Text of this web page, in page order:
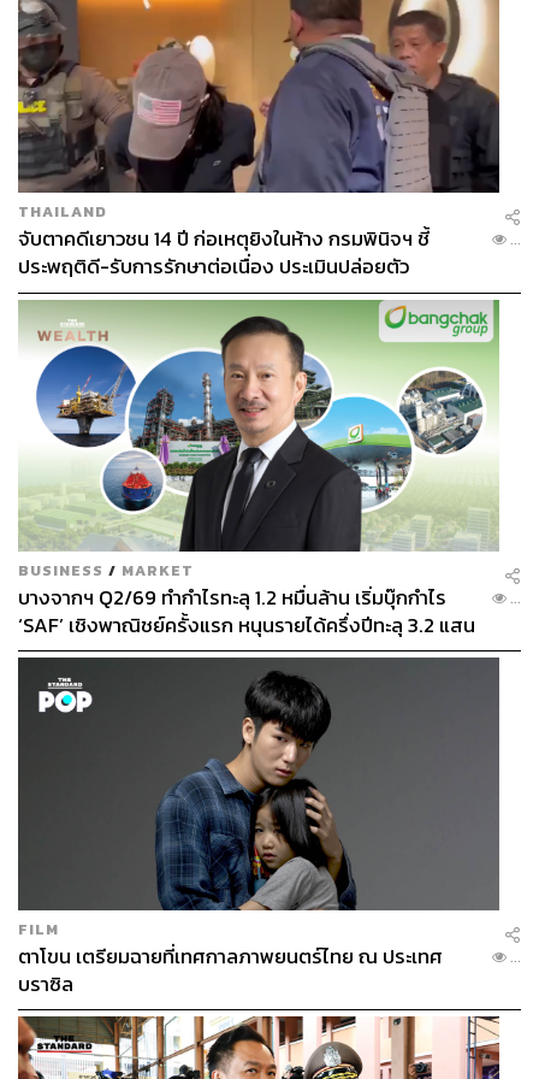
THAILAND
จับตาคดีเยาวชน 14 ปี ก่อเหตุยิงในห้าง กรมพินิจฯ ชี้
ประพฤติดี-รับการรักษาต่อเนื่อง ประเมินปล่อยตัว
...
BUSINESS / MARKET
บางจากฯ Q2/69 ทำกำไรทะลุ 1.2 หมื่นล้าน เริ่มบุ๊กกำไร
‘SAF’ เชิงพาณิชย์ครั้งแรก หนุนรายได้ครึ่งปีทะลุ 3.2 แสน
ล้าน
...
FILM
ตาโขน เตรียมฉายที่เทศกาลภาพยนตร์ไทย ณ ประเทศ
บราซิล
...